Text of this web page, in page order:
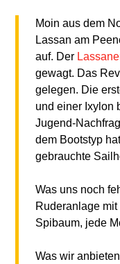
Moin aus dem
Lassan am
auf. Der
gewagt. Das
gelegen. Die
und einer Ixylon
Jugend-
dem Bootstyp
gebrauchte
Was uns noch
Ruderanlage mit
Spibaum, jede
Was wir